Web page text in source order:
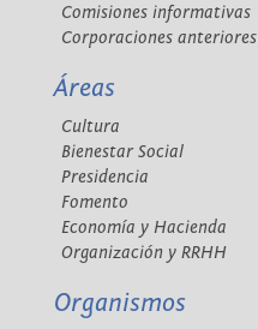
Comisiones informativas
Corporaciones anteriores
Áreas
Cultura
Bienestar Social
Presidencia
Fomento
Economía y Hacienda
Organización y RRHH
Organismos